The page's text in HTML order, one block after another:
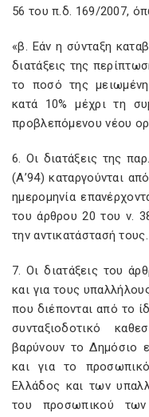
56 του π.δ. 169/2007,
«β. Εάν η σύνταξη
διατάξεις της
το ποσό της
κατά 10% μέχρι τη
προβλεπόμενου νέου
6. Οι διατάξεις της
(Α’94) καταργούνται
ημερομηνία
του άρθρου 20 του ν.
την αντικατάστασή τους.
7. Οι διατάξεις του
και για τους
που διέπονται από το
συνταξιοδοτικό
βαρύνουν το Δημόσιο
και για το
Ελλάδος και των
του προσωπικού των